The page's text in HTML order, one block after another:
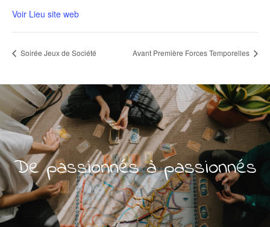
Voir Lieu site web
Soirée Jeux de Société Avant Première Forces Temporelles
De passionnés à passionnés